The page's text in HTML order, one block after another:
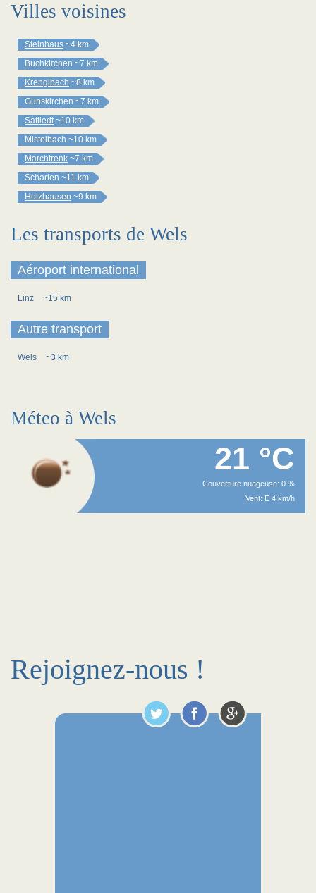
Villes voisines
Steinhaus ~4 km
Buchkirchen ~7 km
Krenglbach ~8 km
Gunskirchen ~7 km
Sattledt ~10 km
Mistelbach ~10 km
Marchtrenk ~7 km
Scharten ~11 km
Holzhausen ~9 km
Les transports de Wels
Aéroport international
Linz ~15 km
Autre transport
Wels ~3 km
Méteo à Wels
21 °C
Couverture nuageuse: 0 %
Vent: E 4 km/h
Rejoignez-nous !